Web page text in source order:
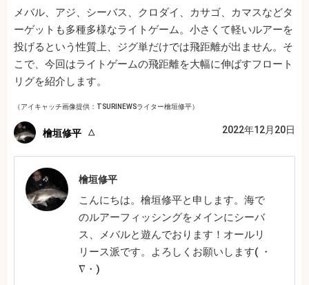
メバル、アジ、シーバス、クロダイ、カサゴ、カマスなどタ
ーゲットも多種多様なライトゲーム。小さくて軽いルアーを
投げるという性質上、ジグ単だけでは飛距離が出ません。そ
こで、今回はライトゲームの飛距離を大幅に伸ばすフロート
リグを紹介します。
（アイキャッチ画像提供：TSURINEWSライター檜垣修平）
檜垣修平 2022年12月20日
檜垣修平
こんにちは。檜垣修平と申します。海で
のルアーフィッシングをメインにシーバ
ス、メバルと遊んでおります！オールリ
リース派です。よろしくお願いします( ・
∇・)